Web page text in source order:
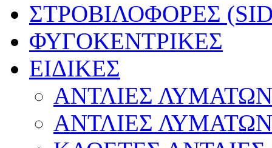
ΣΤΡΟΒΙΛΟΦΟΡΕΣ
ΦΥΓΟΚΕΝΤΡΙΚΕΣ
ΕΙΔΙΚΕΣ
ΑΝΤΛΙΕΣ
ΑΝΤΛΙΕΣ